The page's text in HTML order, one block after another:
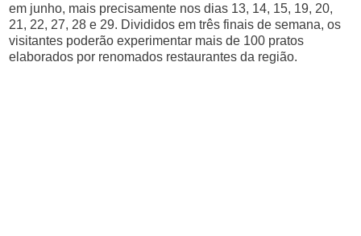
em junho, mais precisamente nos dias 13, 14, 15, 19, 20,
21, 22, 27, 28 e 29. Divididos em três finais de semana, os
visitantes poderão experimentar mais de 100 pratos
elaborados por renomados restaurantes da região.